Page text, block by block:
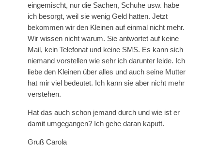
eingemischt, nur die Sachen, Schuhe usw. habe
ich besorgt, weil sie wenig Geld hatten. Jetzt
bekommen wir den Kleinen auf einmal nicht mehr.
Wir wissen nicht warum. Sie antwortet auf keine
Mail, kein Telefonat und keine SMS. Es kann sich
niemand vorstellen wie sehr ich darunter leide. Ich
liebe den Kleinen über alles und auch seine Mutter
hat mir viel bedeutet. Ich kann sie aber nicht mehr
verstehen.
Hat das auch schon jemand durch und wie ist er
damit umgegangen? Ich gehe daran kaputt.
Gruß Carola